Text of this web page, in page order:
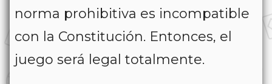
norma prohibitiva es incompatible
con la Constitución. Entonces, el
juego será legal totalmente.